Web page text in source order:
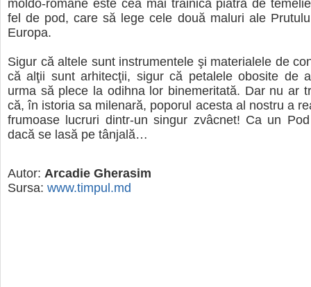
moldo-române este cea mai trainică piatră de
fel de pod, care să lege cele două maluri ale
Europa.
Sigur că altele sunt instrumentele şi materialele de
că alţii sunt arhitecţii, sigur că petalele obosite de
urma să plece la odihna lor binemeritată. Dar nu ar
că, în istoria sa milenară, poporul acesta al nostru a
frumoase lucruri dintr-un singur zvâcnet! Ca un
dacă se lasă pe tânjală…
Autor: Arcadie Gherasim
Sursa: www.timpul.md